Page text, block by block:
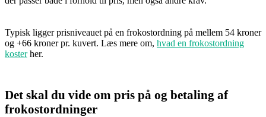
Typisk ligger prisniveauet på en frokostordning på mellem 54 kroner
og +66 kroner pr. kuvert. Læs mere om, hvad en frokostordning
kosterher.
Det skal du vide om pris på og betaling af
frokostordninger